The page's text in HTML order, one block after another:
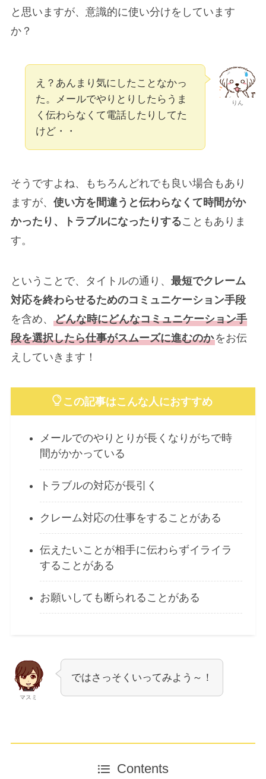
と思いますが、意識的に使い分けをしています
か？
りん
え？あんまり気にしたことなかっ
た。メールでやりとりしたらうま
く伝わらなくて電話したりしてた
けど・・
そうですよね、もちろんどれでも良い場合もあり
ますが、 使い方を間違うと伝わらなくて時間がか
かったり、トラブルになったりすることもありま
す。
ということで、タイトルの通り、 最短でクレーム
対応を終わらせるためのコミュニケーション手段
を含め、 どんな時にどんなコミュニケーション手
段を選択したら仕事がスムーズに進むのかをお伝
えしていきます！
この記事はこんな人におすすめ
メールでのやりとりが長くなりがちで時
間がかかっている
トラブルの対応が長引く
クレーム対応の仕事をすることがある
伝えたいことが相手に伝わらずイライラ
することがある
お願いしても断られることがある
マスミ
ではさっそくいってみよう～！
Contents